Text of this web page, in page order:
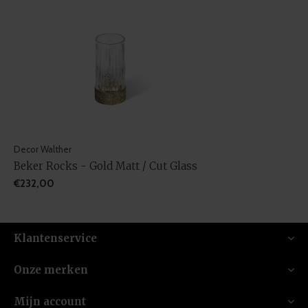
Decor Walther
Beker Rocks - Gold Matt / Cut Glass
€232,00
Klantenservice
Onze merken
Mijn account